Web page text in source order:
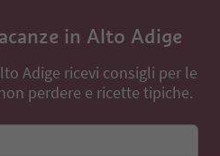
in Alto Adige
Adige ricevi consigli per le
perdere e ricette tipiche.